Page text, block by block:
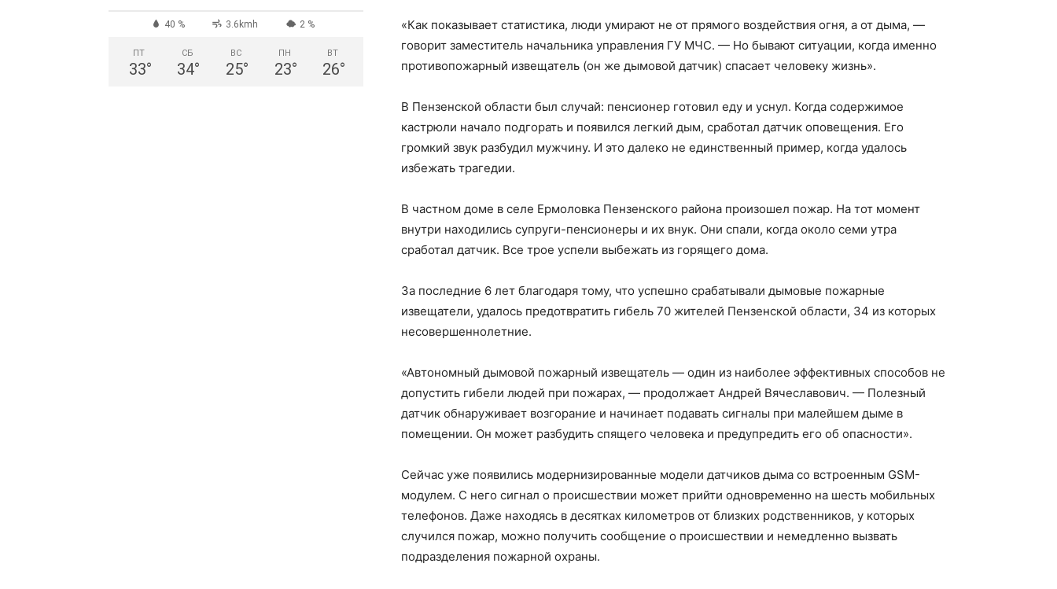
«Как показывает статистика, люди умирают не от прямого воздействия огня, а от дыма, —
говорит заместитель начальника управления ГУ МЧС. — Но бывают ситуации, когда именно
противопожарный извещатель (он же дымовой датчик) спасает человеку жизнь».
В Пензенской области был случай: пенсионер готовил еду и уснул. Когда содержимое
кастрюли начало подгорать и появился легкий дым, сработал датчик оповещения. Его
громкий звук разбудил мужчину. И это далеко не единственный пример, когда удалось
избежать трагедии.
В частном доме в селе Ермоловка Пензенского района произошел пожар. На тот момент
внутри находились супруги-пенсионеры и их внук. Они спали, когда около семи утра
сработал датчик. Все трое успели выбежать из горящего дома.
За последние 6 лет благодаря тому, что успешно срабатывали дымовые пожарные
извещатели, удалось предотвратить гибель 70 жителей Пензенской области, 34 из которых
несовершеннолетние.
«Автономный дымовой пожарный извещатель — один из наиболее эффективных способов не
допустить гибели людей при пожарах, — продолжает Андрей Вячеславович. — Полезный
датчик обнаруживает возгорание и начинает подавать сигналы при малейшем дыме в
помещении. Он может разбудить спящего человека и предупредить его об опасности».
Сейчас уже появились модернизированные модели датчиков дыма со встроенным GSM-
модулем. С него сигнал о происшествии может прийти одновременно на шесть мобильных
телефонов. Даже находясь в десятках километров от близких родственников, у которых
случился пожар, можно получить сообщение о происшествии и немедленно вызвать
подразделения пожарной охраны.
40 % 3.6kmh 2 %
ПТ
33°
СБ
34°
ВС
25°
ПН
23°
ВТ
26°